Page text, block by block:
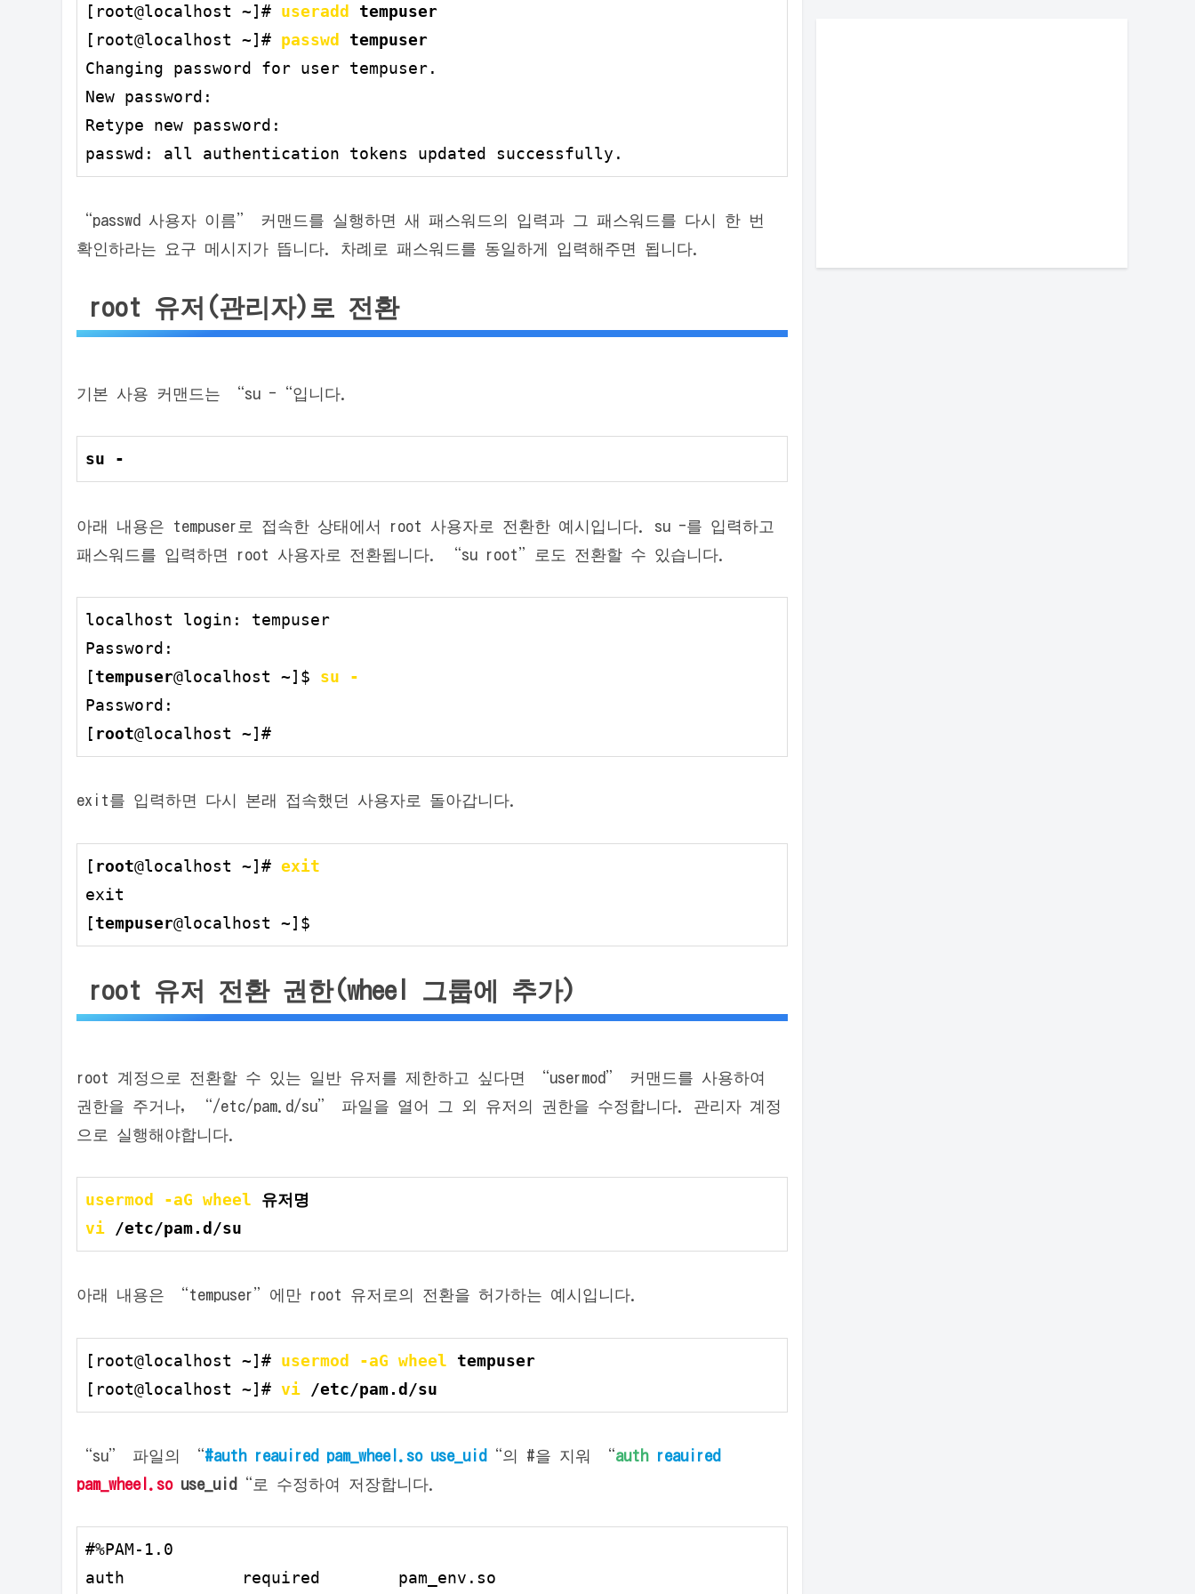
[root@localhost ~]# useradd tempuser
[root@localhost ~]# passwd tempuser
Changing password for user tempuser.
New password:
Retype new password:
passwd: all authentication tokens updated successfully.
“passwd 사용자 이름” 커맨드를 실행하면 새 패스워드의 입력과 그 패스워드를 다시 한 번
확인하라는 요구 메시지가 뜹니다. 차례로 패스워드를 동일하게 입력해주면 됩니다.
root 유저(관리자)로 전환
기본 사용 커맨드는 “su -“입니다.
su -
아래 내용은 tempuser로 접속한 상태에서 root 사용자로 전환한 예시입니다. su -를 입력하고
패스워드를 입력하면 root 사용자로 전환됩니다. “su root”로도 전환할 수 있습니다.
localhost login: tempuser
Password:
[tempuser@localhost ~]$ su -
Password:
[ root@localhost ~]#
exit를 입력하면 다시 본래 접속했던 사용자로 돌아갑니다.
[ root@localhost ~]# exit
exit
[tempuser@localhost ~]$
root 유저 전환 권한(wheel 그룹에 추가)
root 계정으로 전환할 수 있는 일반 유저를 제한하고 싶다면 “usermod” 커맨드를 사용하여
권한을 주거나, “/etc/pam.d/su” 파일을 열어 그 외 유저의 권한을 수정합니다. 관리자 계정
으로 실행해야합니다.
usermod -aG wheel
vi /etc/pam.d/su
아래 내용은 “tempuser”에만 root 유저로의 전환을 허가하는 예시입니다.
[root@localhost ~]# usermod -aG wheel tempuser
[root@localhost ~]# vi /etc/pam.d/su
“su” 파일의 “#auth reauired pam_wheel.so use_uid “의 #을 지워 “auth
reauired
pam_wheel.so use_uid “로 수정하여 저장합니다.
#%PAM-1.0
auth            required        pam_env.so